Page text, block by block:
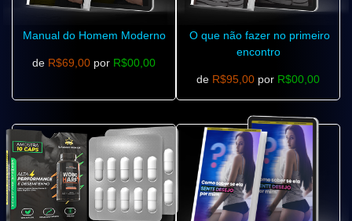
Manual do Homem Moderno
de R$69,00 por R$00,00
O que não fazer no primeiro
encontro
de R$95,00 por R$00,00